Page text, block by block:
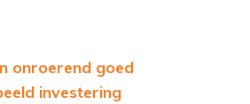
onroerend goed
investering